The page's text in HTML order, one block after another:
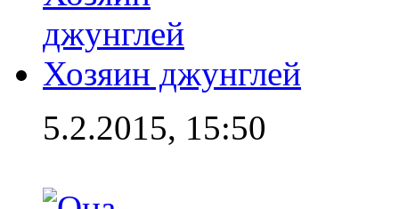
Хозяин джунглей
5.2.2015, 15:50